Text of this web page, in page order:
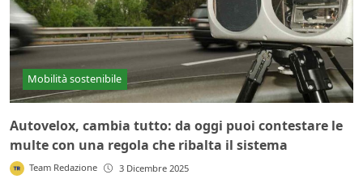
Mobilità sostenibile
Autovelox, cambia tutto: da oggi puoi contestare le
multe con una regola che ribalta il sistema
Team Redazione 3 Dicembre 2025